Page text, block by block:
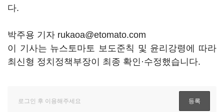
다.
박주용 기자 rukaoa@etomato.com
이 기사는 뉴스토마토 보도준칙 및 윤리강령에 따라
최신형 정치정책부장이 최종 확인·수정했습니다.